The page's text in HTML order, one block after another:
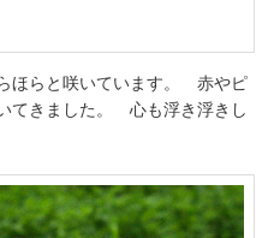
ほらと咲いています。 赤やピ
てきました。 心も浮き浮きし